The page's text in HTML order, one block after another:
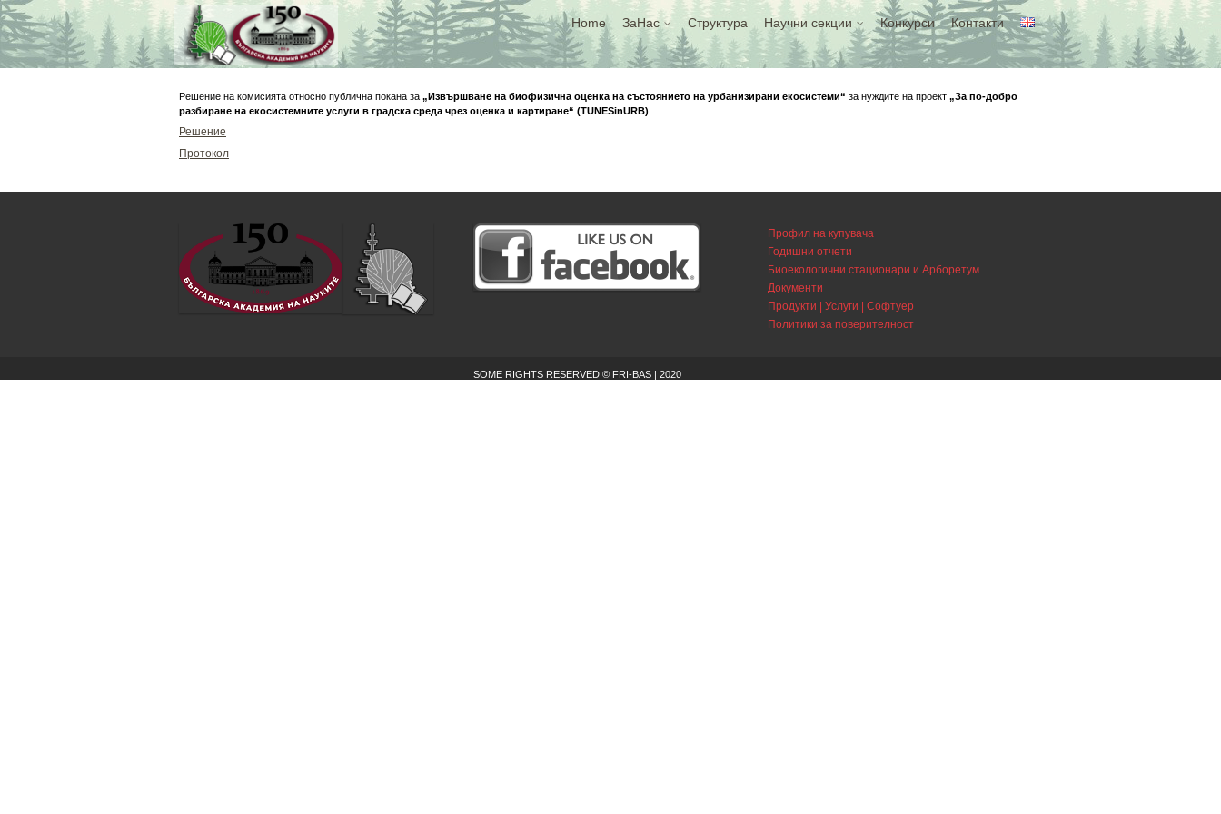
Skip
to
content
Home ЗаНас Структура Научни секции Конкурси Контакти
Решение на комисията относно публична покана за „Извършване на биофизична оценка на състоянието на урбанизирани екосистеми“ за нуждите на проект „За по-добро
разбиране на екосистемните услуги в градска среда чрез оценка и картиране“ (TUNESinURB)
Решение
Протокол
SOME RIGHTS RESERVED © FRI-BAS | 2020
Профил на купувача
Годишни отчети
Биоекологични стационари и Арборетум
Документи
Продукти | Услуги | Софтуер
Политики за поверителност